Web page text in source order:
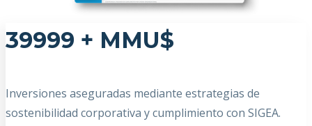
39999 + MMU$
Inversiones aseguradas mediante estrategias de
sostenibilidad corporativa y cumplimiento con SIGEA.